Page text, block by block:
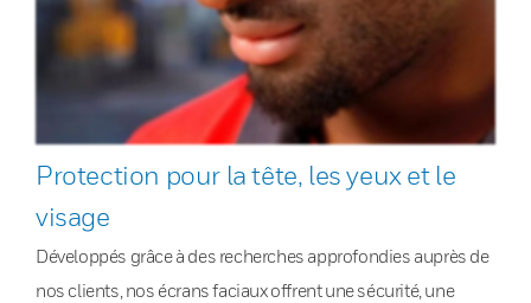
Protection pour la tête, les yeux et le
visage
Développés grâce à des recherches approfondies auprès de
nos clients, nos écrans faciaux offrent une sécurité, une